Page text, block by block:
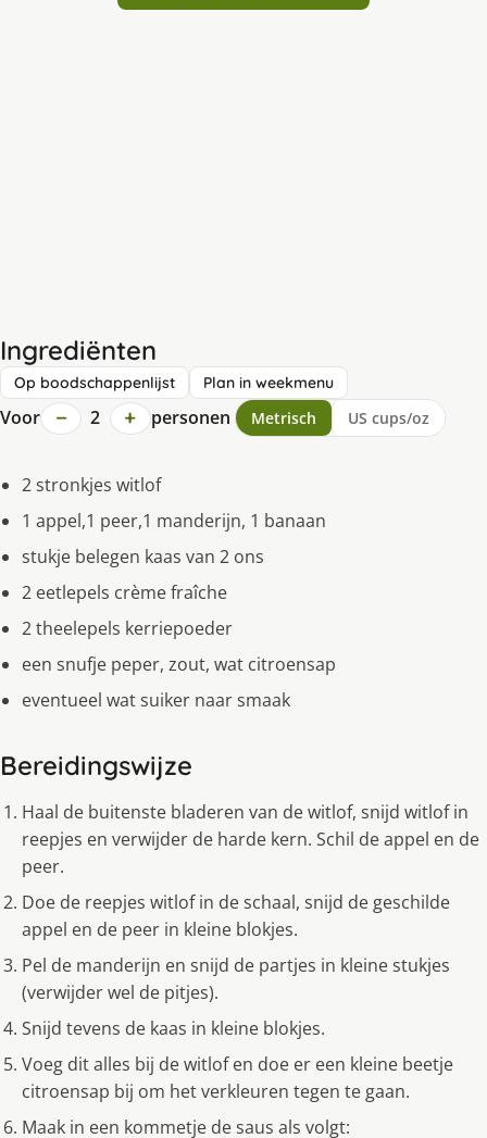
Ingrediënten
Op boodschappenlijst Plan in weekmenu
Voor − 2 + personen Metrisch US cups/oz
2 stronkjes witlof
1 appel,1 peer,1 manderijn, 1 banaan
stukje belegen kaas van 2 ons
2 eetlepels crème fraîche
2 theelepels kerriepoeder
een snufje peper, zout, wat citroensap
eventueel wat suiker naar smaak
Bereidingswijze
Haal de buitenste bladeren van de witlof, snijd witlof in
reepjes en verwijder de harde kern. Schil de appel en de
peer.
Doe de reepjes witlof in de schaal, snijd de geschilde
appel en de peer in kleine blokjes.
Pel de manderijn en snijd de partjes in kleine stukjes
(verwijder wel de pitjes).
Snijd tevens de kaas in kleine blokjes.
Voeg dit alles bij de witlof en doe er een kleine beetje
citroensap bij om het verkleuren tegen te gaan.
Maak in een kommetje de saus als volgt: